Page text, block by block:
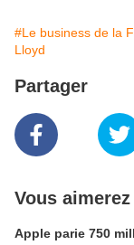
#Le business de la
Lloyd
Partager
Vous
Apple parie 750